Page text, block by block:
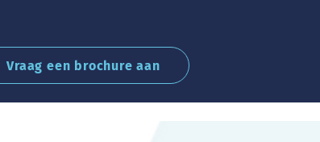
Vraag een brochure aan